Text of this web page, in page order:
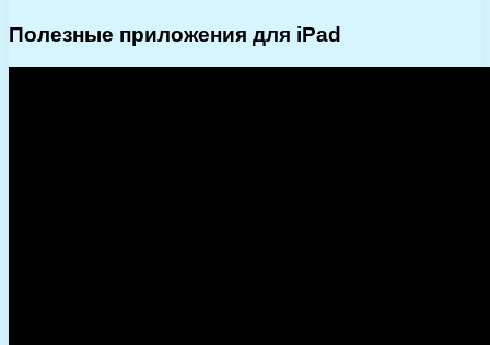
Полезные приложения для iPad